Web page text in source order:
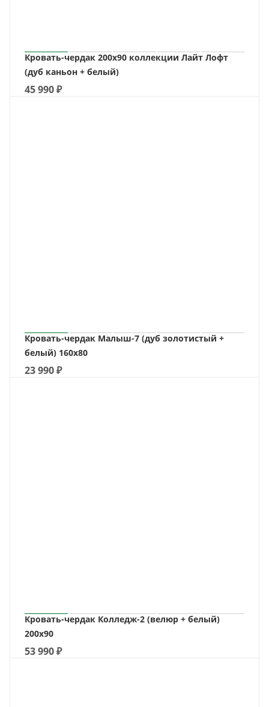
Кровать-чердак 200х90 коллекции Лайт Лофт
(дуб каньон + белый)
45 990₽
Кровать-чердак Малыш-7 (дуб золотистый +
белый) 160х80
23 990₽
Кровать-чердак Колледж-2 (велюр + белый)
200х90
53 990₽